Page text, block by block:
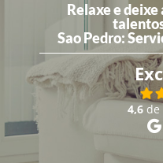
Relaxe e deixe
Sao Pedro:
4,6 de